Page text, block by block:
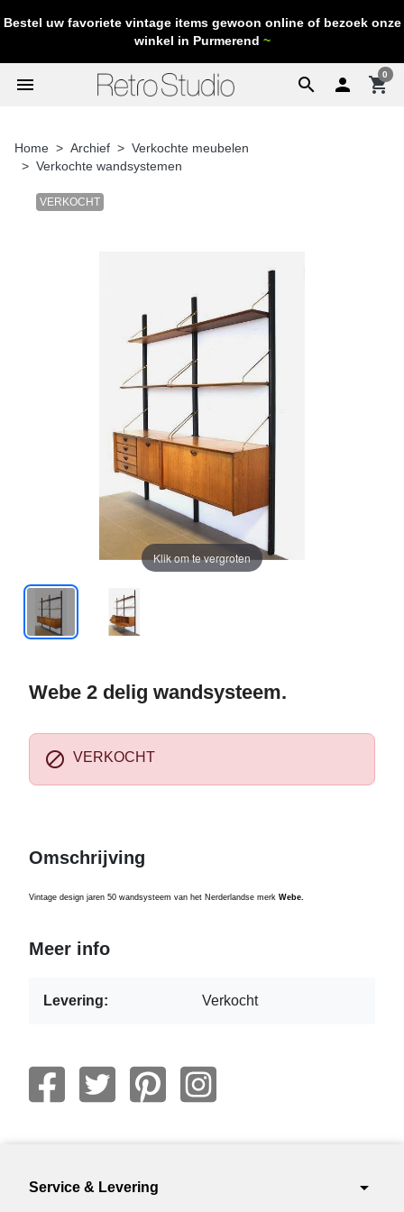
Bestel uw favoriete vintage items gewoon online of bezoek onze
winkel in Purmerend ~
search
menu  shopping_cart
0
Home Archief
Verkochte meubelen
Verkochte wandsystemen
VERKOCHT
Klik om te vergroten
Webe 2 delig wandsysteem.
 VERKOCHT
Omschrijving
Vintage design jaren 50 wandsysteem van het Nerderlandse merk Webe.
Meer info
Levering: Verkocht
Service & Levering arrow_drop_down